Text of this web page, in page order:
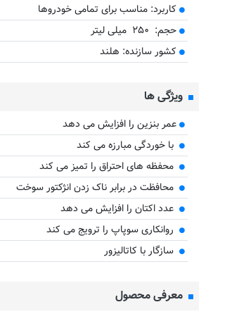
کاربرد: مناسب برای تمامی خودروها
حجم: ۲۵۰ میلی لیتر
کشور سازنده: هلند
ویژگی ها
عمر بنزین را افزایش می دهد
با خوردگی مبارزه می کند
محفظه های احتراق را تمیز می کند
محافظت در برابر ناک زدن انژکتور سوخت
عدد اکتان را افزایش می دهد
روانکاری سوپاپ را ترویج می کند
سازگار با کاتالیزور
معرفی محصول